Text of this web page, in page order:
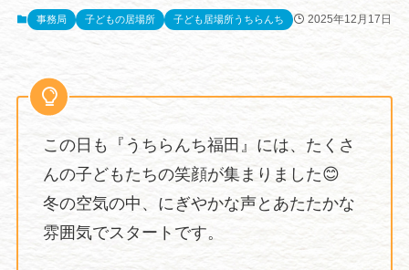
事務局 子どもの居場所 子ども居場所うちらんち 2025年12月17日
この日も『うちらんち福田』には、たくさ
んの子どもたちの笑顔が集まりました😊
冬の空気の中、にぎやかな声とあたたかな
雰囲気でスタートです。